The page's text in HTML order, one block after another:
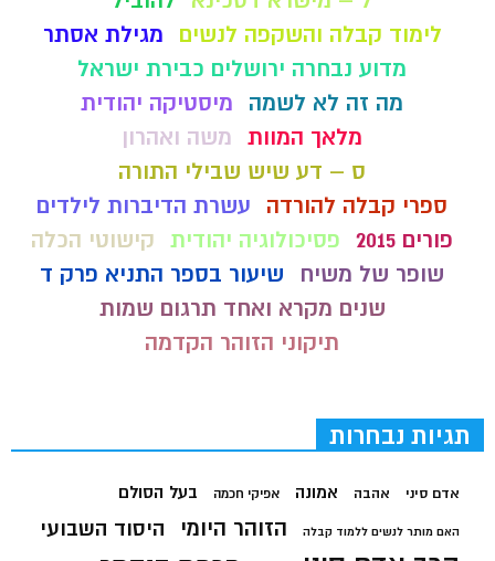
לימוד קבלה והשקפה לנשים
מגילת אסתר
מדוע נבחרה ירושלים כבירת ישראל
מה זה לא לשמה
מיסטיקה יהודית
מלאך המוות משה ואהרון
ס – דע שיש שבילי התורה
ספרי קבלה להורדה
עשרת הדיברות לילדים
פורים 2015
פסיכולוגיה יהודית קישוטי הכלה
שופר של משיח
שיעור בספר התניא פרק ד
שנים מקרא ואחד תרגום שמות
תיקוני הזוהר הקדמה
תגיות נבחרות
אדם סיני אהבה אמונה אפיקי חכמה בעל הסולם
האם מותר לנשים ללמוד קבלה הזוהר היומי היסוד השבועי